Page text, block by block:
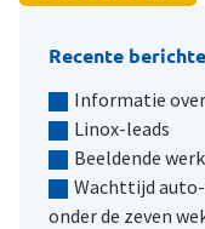
Recente
Informatie
Linox-leads
Beeldende
Wachttijd auto-
onder de zeven